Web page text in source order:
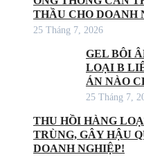
THẦU CHO DOANH
25 Tháng 7, 2026
GEL BÔI
LOẠI B
ÁN NÀO
25 Tháng 7,
THU HỒI HÀNG
TRÙNG, GÂY HẬU
DOANH NGHIỆP!